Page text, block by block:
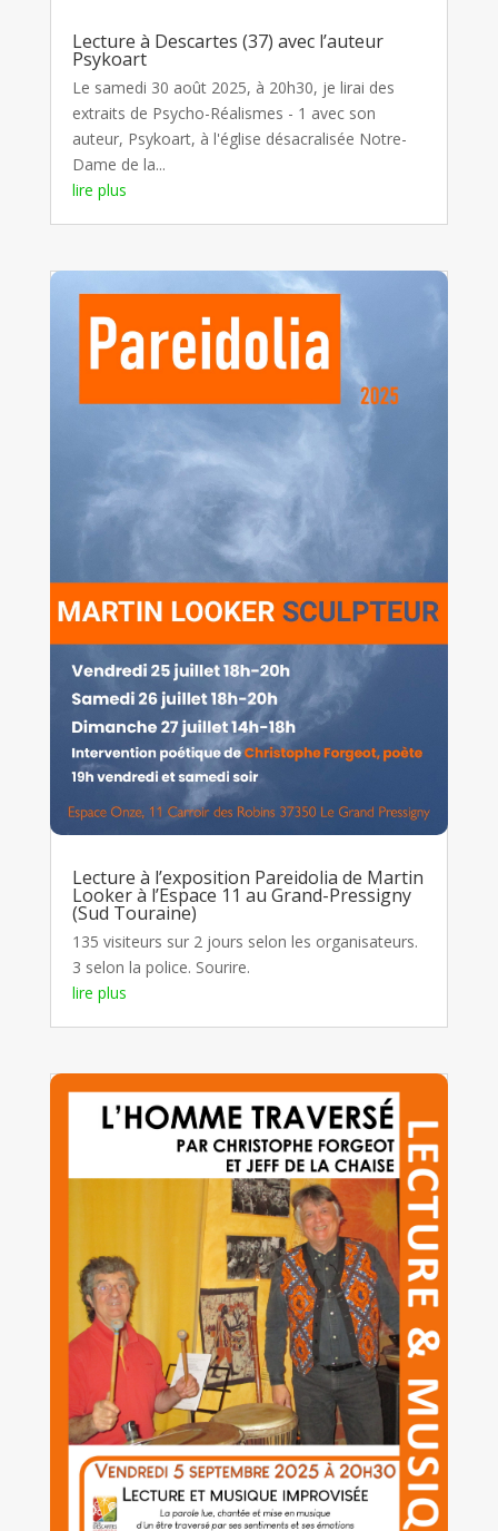
Lecture à Descartes (37) avec l’auteur
Psykoart
Le samedi 30 août 2025, à 20h30, je lirai des
extraits de Psycho-Réalismes - 1 avec son
auteur, Psykoart, à l'église désacralisée Notre-
Dame de la...
lire plus
Lecture à l’exposition Pareidolia de Martin
Looker à l’Espace 11 au Grand-Pressigny
(Sud Touraine)
135 visiteurs sur 2 jours selon les organisateurs.
3 selon la police. Sourire.
lire plus